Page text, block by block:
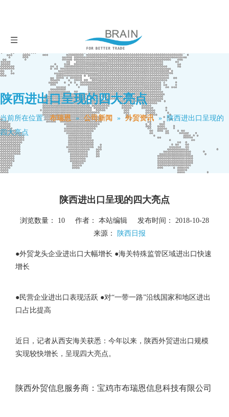
陕西进出口呈现的四大亮点
当前所在位置: 布瑞恩 » 公司新闻 » 外贸资讯 » 陕西进出口呈现的
四大亮点
陕西进出口呈现的四大亮点
浏览数量： 10 作者： 本站编辑 发布时间： 2018-10-28
来源：
陕西日报
●外贸龙头企业进出口大幅增长 ●海关特殊监管区域进出口快速
增长
●民营企业进出口表现活跃 ●对“一带一路”沿线国家和地区进出
口占比提高
近日，记者从西安海关获悉：今年以来，陕西外贸进出口规模
实现较快增长，呈现四大亮点。
陕西外贸信息服务商：宝鸡市布瑞恩信息科技有限公司